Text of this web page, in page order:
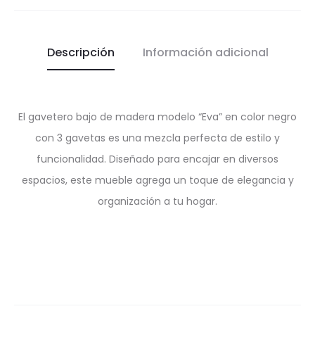
Descripción Información adicional
El gavetero bajo de madera modelo “Eva” en color negro
con 3 gavetas es una mezcla perfecta de estilo y
funcionalidad. Diseñado para encajar en diversos
espacios, este mueble agrega un toque de elegancia y
organización a tu hogar.